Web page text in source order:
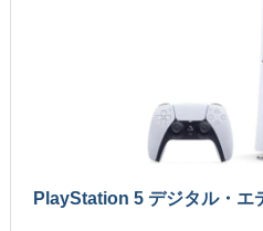
PlayStation 5 デジタル・エ